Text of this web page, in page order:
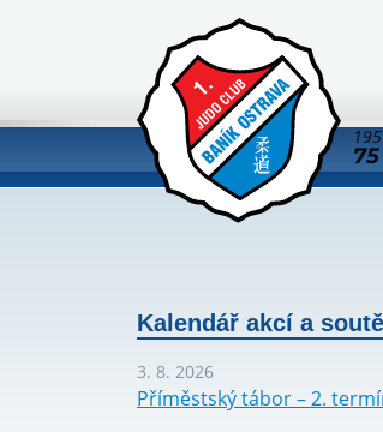
Kalendář akcí a
3. 8. 2026
Příměstský tábor – 2.